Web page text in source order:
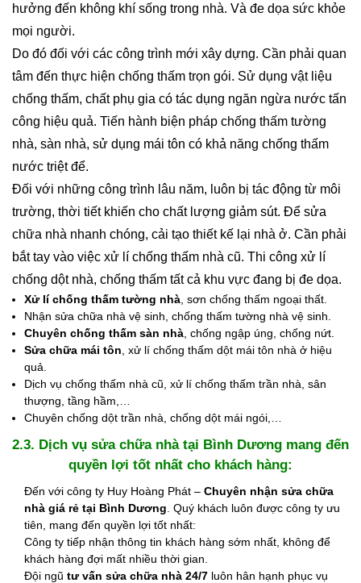
hưởng đến không khí sống trong nhà. Và đe dọa sức khỏe
mọi người.
Do đó đối với các công trình mới xây dựng. Cần phải quan
tâm đến thực hiện chống thấm trọn gói. Sử dụng vật liệu
chống thấm, chất phụ gia có tác dụng ngăn ngừa nước tấn
công hiệu quả. Tiến hành biện pháp chống thấm tường
nhà, sàn nhà, sử dụng mái tôn có khả năng chống thấm
nước triệt để.
Đối với những công trình lâu năm, luôn bị tác động từ môi
trường, thời tiết khiến cho chất lượng giảm sút. Để sửa
chữa nhà nhanh chóng, cải tạo thiết kế lại nhà ở. Cần phải
bắt tay vào việc xử lí chống thấm nhà cũ. Thi công xử lí
chống dột nhà, chống thấm tất cả khu vực đang bị đe dọa.
Xử lí chống thấm tường nhà , sơn chống thấm ngoại thất.
Nhận sửa chữa nhà vệ sinh, chống thấm tường nhà vệ sinh.
Chuyên chống thấm sàn nhà , chống ngập úng, chống nứt.
Sửa chữa mái tôn , xử lí chống thấm dột mái tôn nhà ở hiệu
quả.
Dịch vụ chống thấm nhà cũ, xử lí chống thấm trần nhà, sân
thượng, tầng hầm,…
Chuyên chống dột trần nhà, chống dột mái ngói,…
2.3. Dịch vụ sửa chữa nhà tại Bình Dương mang đến
quyền lợi tốt nhất cho khách hàng:
Đến với công ty Huy Hoàng Phát – Chuyên nhận sửa chữa
nhà giá rẻ tại Bình Dương . Quý khách luôn được công ty ưu
tiên, mang đến quyền lợi tốt nhất:
Công ty tiếp nhận thông tin khách hàng sớm nhất, không để
khách hàng đợi mất nhiều thời gian.
Đội ngũ tư vấn sửa chữa nhà 24/7 luôn hân hạnh phục vụ